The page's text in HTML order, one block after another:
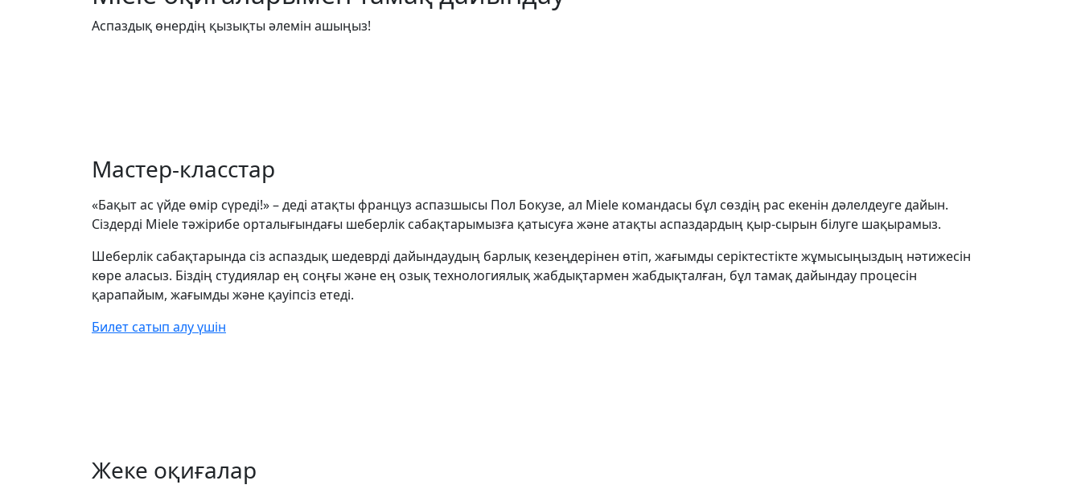
Аспаздық өнердің қызықты әлемін ашыңыз!
Мастер-класстар
«Бақыт ас үйде өмір сүреді!» – деді атақты француз аспазшысы Пол Бокузе, ал Miele командасы бұл сөздің рас екенін дәлелдеуге дайын.
Сіздерді Miele тәжірибе орталығындағы шеберлік сабақтарымызға қатысуға және атақты аспаздардың қыр-сырын білуге шақырамыз.
Шеберлік сабақтарында сіз аспаздық шедеврді дайындаудың барлық кезеңдерінен өтіп, жағымды серіктестікте жұмысыңыздың нәтижесін
көре аласыз. Біздің студиялар ең соңғы және ең озық технологиялық жабдықтармен жабдықталған, бұл тамақ дайындау процесін
қарапайым, жағымды және қауіпсіз етеді.
Билет сатып алу үшін
Жеке оқиғалар